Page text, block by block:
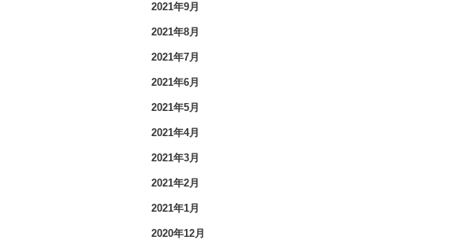
2021年9月
2021年8月
2021年7月
2021年6月
2021年5月
2021年4月
2021年3月
2021年2月
2021年1月
2020年12月